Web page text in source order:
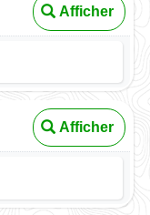
Afficher
Afficher